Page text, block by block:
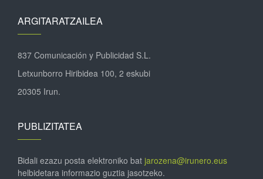
ARGITARATZAILEA
837 Comunicación y Publicidad S.L.
Letxunborro Hiribidea 100, 2 eskubi
20305 Irun.
PUBLIZITATEA
Bidali ezazu posta elektroniko bat jarozena@irunero.eus
helbidetara informazio guztia jasotzeko.